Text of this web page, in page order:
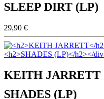
SLEEP DIRT (LP)
29,90 €
KEITH JARRETT
SHADES (LP)